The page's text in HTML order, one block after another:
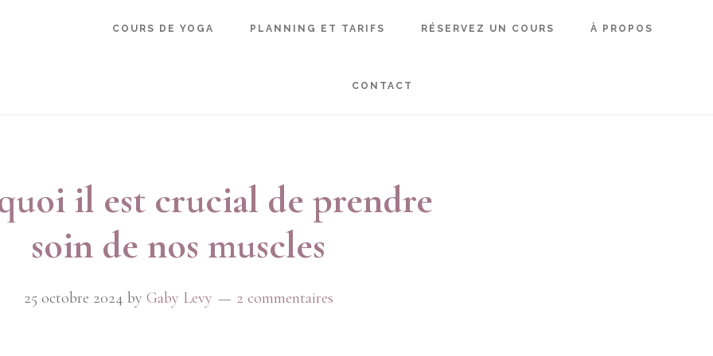
COURS DE YOGA PLANNING ET TARIFS RÉSERVEZ UN COURS À PROPOS
CONTACT
il est crucial de prendre
soin de nos muscles
25 octobre 2024 by Gaby Levy 2 commentaires